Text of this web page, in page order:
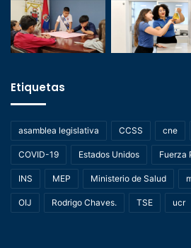
Etiquetas
asamblea legislativa CCSS cne
COVID-19 Estados Unidos Fuerza
INS MEP Ministerio de Salud
OIJ Rodrigo Chaves. TSE ucr